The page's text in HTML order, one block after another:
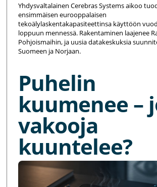
Yhdysvaltalainen Cerebras Systems aikoo
ensimmäisen eurooppalaisen
tekoälylaskentakapasiteettinsa käyttöön
loppuun mennessä. Rakentaminen laajenee
Pohjoismaihin, ja uusia datakeskuksia
Suomeen ja Norjaan.
Puhelin
kuumenee –
vakooja
kuuntelee?